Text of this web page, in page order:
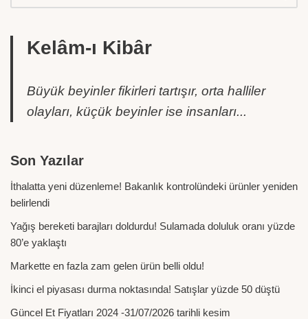
Kelâm-ı Kibâr
Büyük beyinler fikirleri tartışır, orta halliler
olayları, küçük beyinler ise insanları...
Son Yazılar
İthalatta yeni düzenleme! Bakanlık kontrolündeki ürünler yeniden
belirlendi
Yağış bereketi barajları doldurdu! Sulamada doluluk oranı yüzde
80’e yaklaştı
Markette en fazla zam gelen ürün belli oldu!
İkinci el piyasası durma noktasında! Satışlar yüzde 50 düştü
Güncel Et Fiyatları 2024 -31/07/2026 tarihli kesim